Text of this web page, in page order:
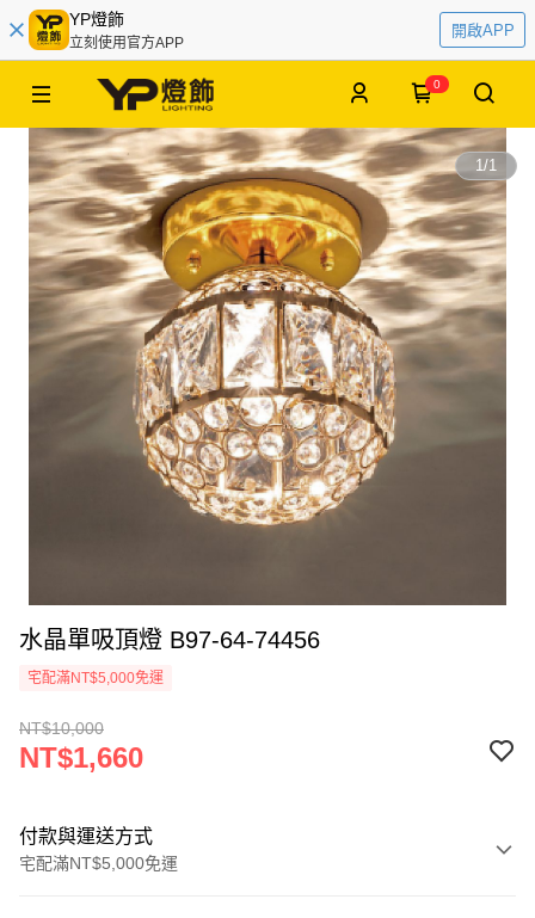
YP燈飾
立刻使用官方APP
開啟APP
0
1/1
水晶單吸頂燈 B97-64-74456
宅配滿NT$5,000免運
NT$10,000
NT$1,660
付款與運送方式
宅配滿NT$5,000免運